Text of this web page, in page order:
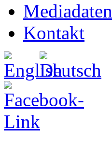
Mediadaten
Kontakt